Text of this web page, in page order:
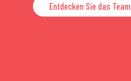
Entdecken Sie das Team